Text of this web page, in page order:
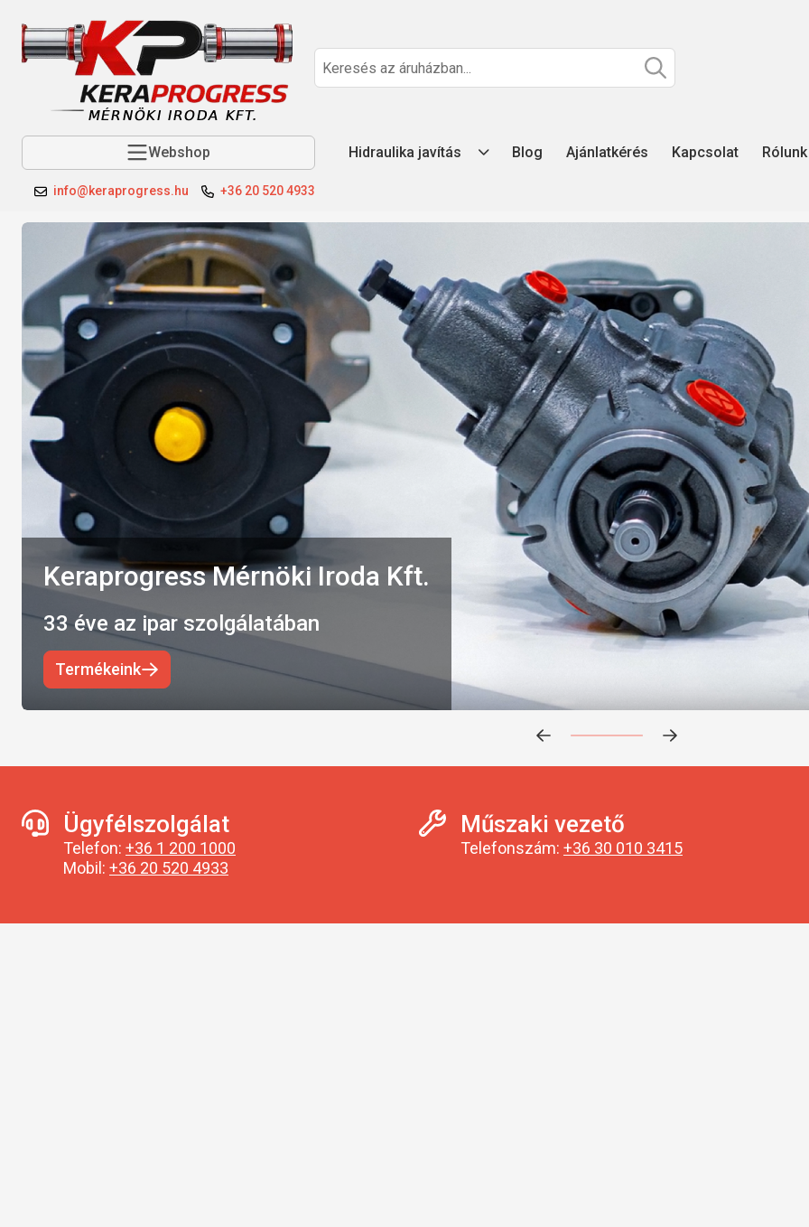
Webshop Hidraulika javítás Blog Ajánlatkérés Kapcsolat Rólunk
info@keraprogress.hu +36 20 520 4933
Keraprogress Mérnöki Iroda Kft.
33 éve az ipar szolgálatában
Termékeink
Ügyfélszolgálat
Telefon: +36 1 200 1000
Mobil: +36 20 520 4933
Műszaki vezető
Telefonszám: +36 30 010 3415